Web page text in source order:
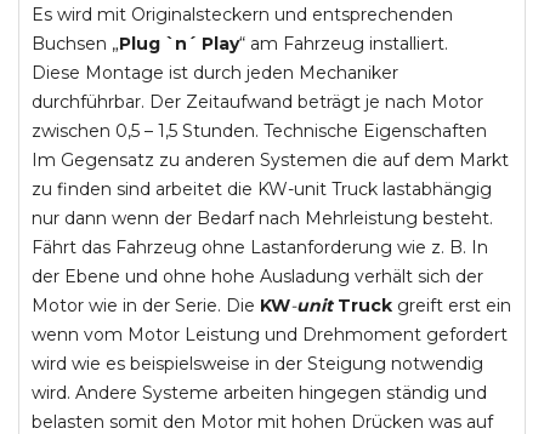
Es wird mit Originalsteckern und entsprechenden
Buchsen „Plug `n´ Play“ am Fahrzeug installiert.
Diese Montage ist durch jeden Mechaniker
durchführbar. Der Zeitaufwand beträgt je nach Motor
zwischen 0,5 – 1,5 Stunden. Technische Eigenschaften
Im Gegensatz zu anderen Systemen die auf dem Markt
zu finden sind arbeitet die KW-unit Truck lastabhängig
nur dann wenn der Bedarf nach Mehrleistung besteht.
Fährt das Fahrzeug ohne Lastanforderung wie z. B. In
der Ebene und ohne hohe Ausladung verhält sich der
Motor wie in der Serie. Die KW-unit Truck greift erst ein
wenn vom Motor Leistung und Drehmoment gefordert
wird wie es beispielsweise in der Steigung notwendig
wird. Andere Systeme arbeiten hingegen ständig und
belasten somit den Motor mit hohen Drücken was auf